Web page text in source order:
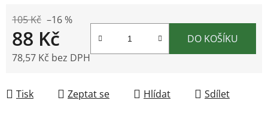
105 Kč –16 %
88 Kč
78,57 Kč bez DPH
DO KOŠÍKU
Tisk Zeptat se Hlídat Sdílet